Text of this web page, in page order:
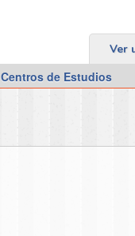
Ver
Centros de Estudios